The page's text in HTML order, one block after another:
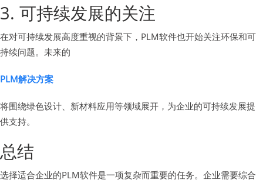
3. 可持续发展的关注
在对可持续发展高度重视的背景下，PLM软件也开始关注环保和可
持续问题。未来的
PLM解决方案
将围绕绿色设计、新材料应用等领域展开，为企业的可持续发展提
供支持。
总结
选择适合企业的PLM软件是一项复杂而重要的任务。企业需要综合